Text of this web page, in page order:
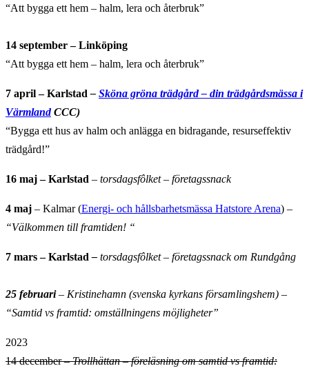
“Att bygga ett hem – halm, lera och återbruk”
14 september – Linköping
“Att bygga ett hem – halm, lera och återbruk”
7 april – Karlstad– Sköna gröna trädgård – din trädgårdsmässa i
VärmlandCCC)
“Bygga ett hus av halm och anlägga en bidragande, resurseffektiv
trädgård!”
16 maj – Karlstad – torsdagsfôlket – företagssnack
4 maj – Kalmar (Energi- och hållsbarhetsmässa Hatstore Arena) –
“Välkommen till framtiden! “
7 mars – Karlstad– torsdagsfôlket – företagssnack om Rundgång
25 februari– Kristinehamn (svenska kyrkans församlingshem) –
“Samtid vs framtid: omställningens möjligheter”
2023
14 december–Trollhättan – föreläsning om samtid vs framtid: